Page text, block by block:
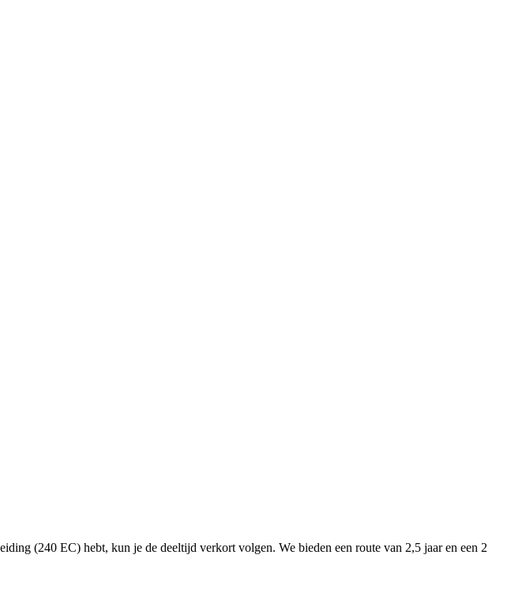
(240 EC) hebt, kun je de deeltijd verkort volgen. We bieden een route van 2,5 jaar en een 2